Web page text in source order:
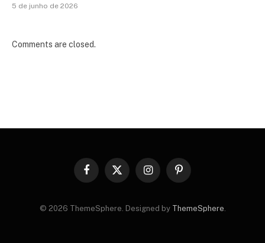
5 de junho de 2026
Comments are closed.
Facebook
X
InstagramPinterest
© 2026 ThemeSphere. Designed by ThemeSphere.